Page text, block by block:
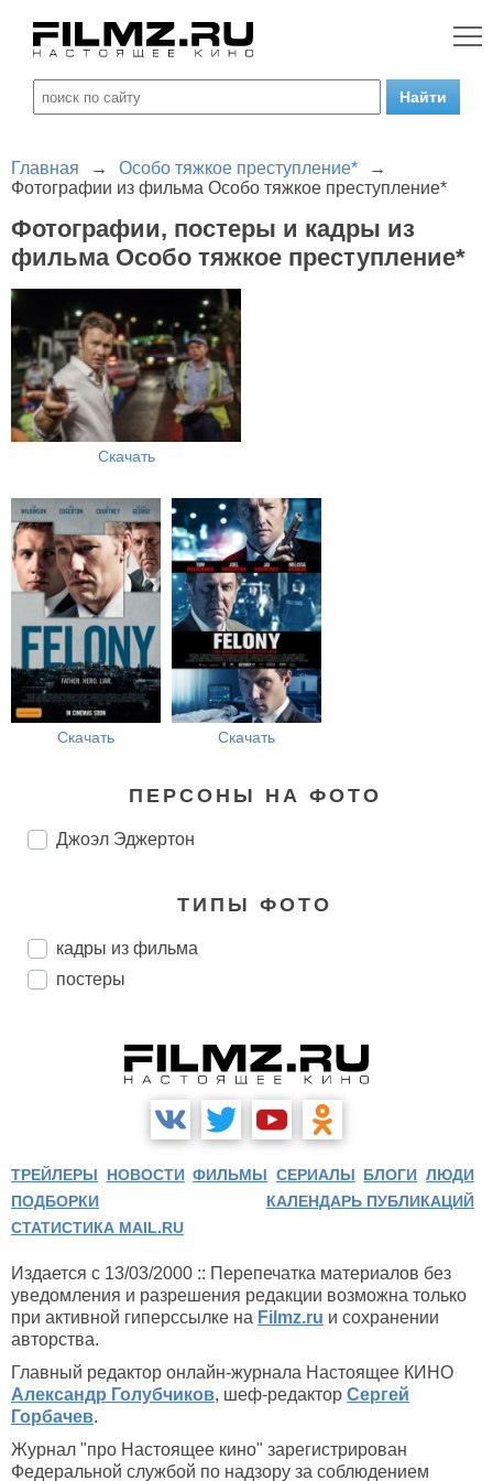
Главная → Особо тяжкое преступление*
→
Фотографии из фильма Особо тяжкое преступление*
Фотографии, постеры и кадры из
фильма Особо тяжкое преступление*
Скачать
Скачать Скачать
ПЕРСОНЫ НА ФОТО
Джоэл Эджертон
ТИПЫ ФОТО
кадры из фильма
постеры
ТРЕЙЛЕРЫ НОВОСТИ ФИЛЬМЫ СЕРИАЛЫ БЛОГИ ЛЮДИ
ПОДБОРКИ
КАЛЕНДАРЬ ПУБЛИКАЦИЙ
СТАТИСТИКА MAIL.RU
Издается с 13/03/2000 :: Перепечатка материалов без
уведомления и разрешения редакции возможна только
при активной гиперссылке на Filmz.ru и сохранении
авторства.
Главный редактор онлайн-журнала Настоящее КИНО
Александр Голубчиков, шеф-редактор Сергей
Горбачев.
Журнал "про Настоящее кино" зарегистрирован
Федеральной службой по надзору за соблюдением